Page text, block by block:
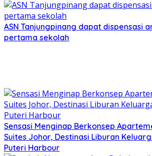
ASN Tanjungpinang dapat dispensasi
pertama sekolah
Sensasi Menginap Berkonsep
Suites Johor, Destinasi Liburan
Puteri Harbour